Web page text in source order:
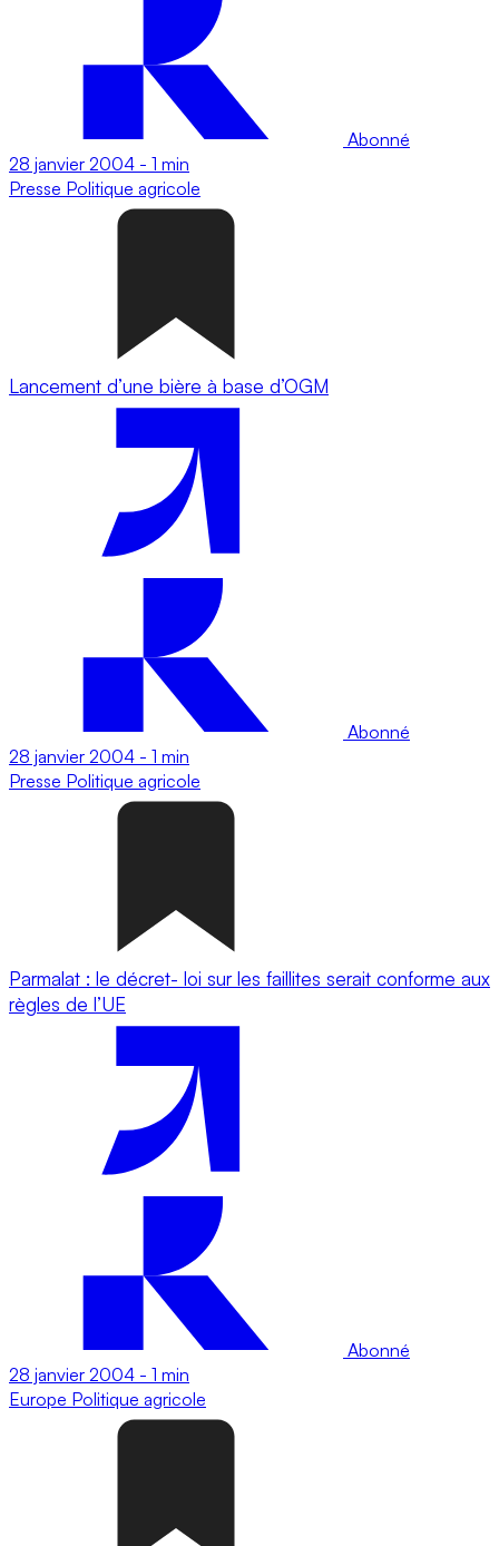
Abonné
28 janvier 2004 - 1 min
Presse Politique agricole
Lancement d’une bière à base d’OGM
Abonné
28 janvier 2004 - 1 min
Presse Politique agricole
Parmalat : le décret- loi sur les faillites serait conforme aux
règles de l’UE
Abonné
28 janvier 2004 - 1 min
Europe Politique agricole